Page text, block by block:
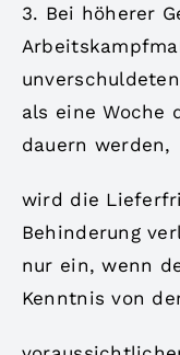
3. Bei höherer
als eine Woche
dauern werden,
wird die
Behinderung
nur ein, wenn
Kenntnis von